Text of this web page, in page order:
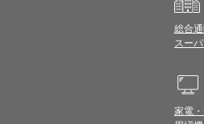
総合通
スー
家電